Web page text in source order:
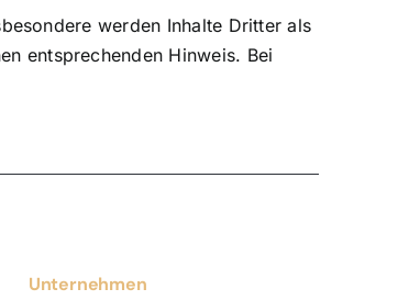
werden Inhalte Dritter als
entsprechenden Hinweis. Bei
Unternehmen